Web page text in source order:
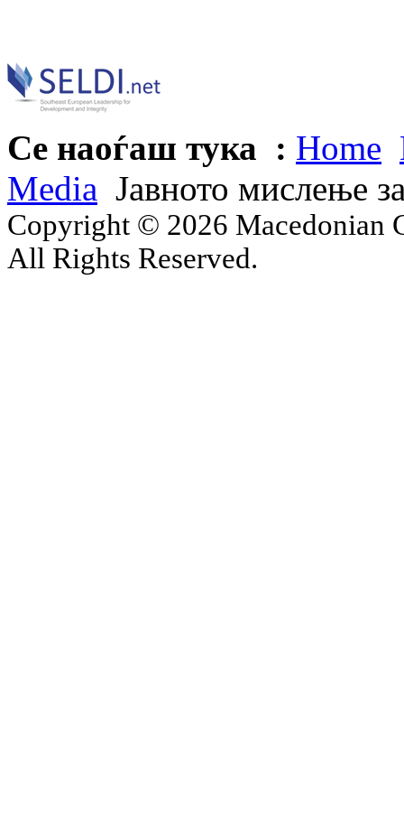
Се наоѓаш тука : Home
Media Јавното мислење
Copyright © 2026 Macedonian
All Rights Reserved.